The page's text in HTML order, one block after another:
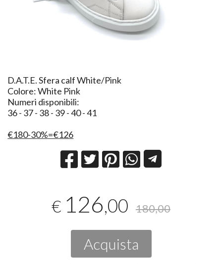
​D.A.T.E. Sfera calf White/Pink
Colore: White Pink
Numeri disponibili:
36 - 37 - 38 - 39 - 40 - 41
€180-30%=€126
€ 126,00 180,00
Acquista